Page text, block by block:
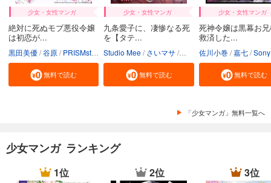
少女・女性マンガ
絶対に死ぬモブ悪役令嬢
は初恋が...
黒田美優 谷原 PRISMstudio Sony Music Entertainment（Japan） Inc.
無料で読む
少女・女性マンガ
九条愛子に、凄惨なる死
を【タテ...
Studio Mee さいマサ 送料込 真森人互
無料で読む
少女・女性マンガ
死神令嬢は黒幕お
救済した...
佐川小巻 嘉七 Sony Music Entertainment（Japan
無料で読む
「少女マンガ」無料一覧へ
少女マンガ ランキング
1位 2位 3位